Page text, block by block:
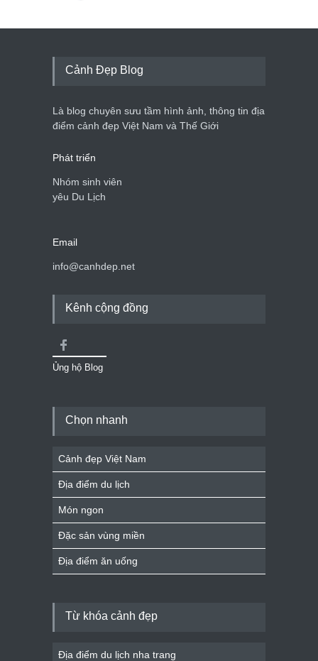
Cảnh Đẹp Blog
Là blog chuyên sưu tầm hình ảnh, thông tin địa
điểm cảnh đẹp Việt Nam và Thế Giới
Phát triển
Nhóm sinh viên
yêu Du Lịch
Email
info@canhdep.net
Kênh cộng đồng
Ủng hộ Blog
Chọn nhanh
Cảnh đẹp Việt Nam
Địa điểm du lịch
Món ngon
Đặc sản vùng miền
Địa điểm ăn uống
Từ khóa cảnh đẹp
Địa điểm du lịch nha trang